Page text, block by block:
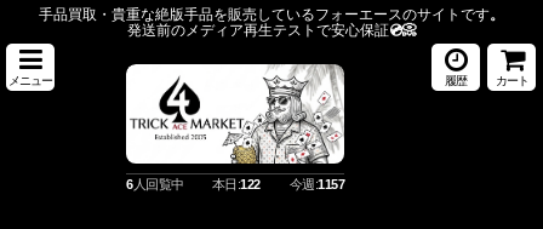
手品買取・貴重な絶版手品を販売しているフォーエースのサイトです。
発送前のメディア再生テストで安心保証💿️📀
メニュー
6人回覧中 本日:122 今週:1157
履歴 カート